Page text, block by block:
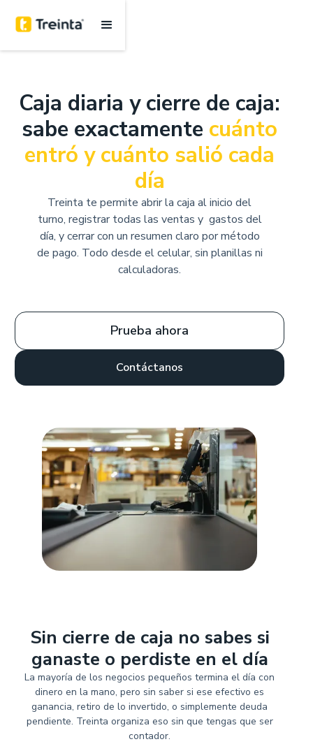
Caja diaria y cierre de caja:
sabe exactamente cuánto
entró y cuánto salió cada
día
Treinta te permite abrir la caja al inicio del
turno, registrar todas las ventas y gastos del
día, y cerrar con un resumen claro por método
de pago. Todo desde el celular, sin planillas ni
calculadoras.
Prueba ahora
Contáctanos
Sin cierre de caja no sabes si
ganaste o perdiste en el día
La mayoría de los negocios pequeños termina el día con
dinero en la mano, pero sin saber si ese efectivo es
ganancia, retiro de lo invertido, o simplemente deuda
pendiente. Treinta organiza eso sin que tengas que ser
contador.